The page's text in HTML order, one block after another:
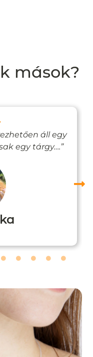
mások?
áll egy
egy tárgy….”